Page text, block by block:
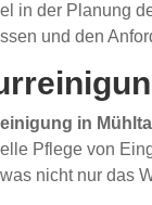
in der Planung
und den
in Mühltal
Pflege von
nicht nur das